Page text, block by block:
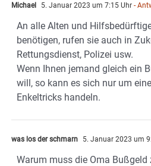
Michael 5. Januar 2023 um 7:15 Uhr -
An alle Alten und
benötigen, rufen sie auch in
Rettungsdienst, Polizei usw.
Wenn Ihnen jemand gleich ein
will, so kann es sich nur um
Enkeltricks handeln.
was los der schmarn 5. Januar 2023 um
Warum muss die Oma Bußgeld